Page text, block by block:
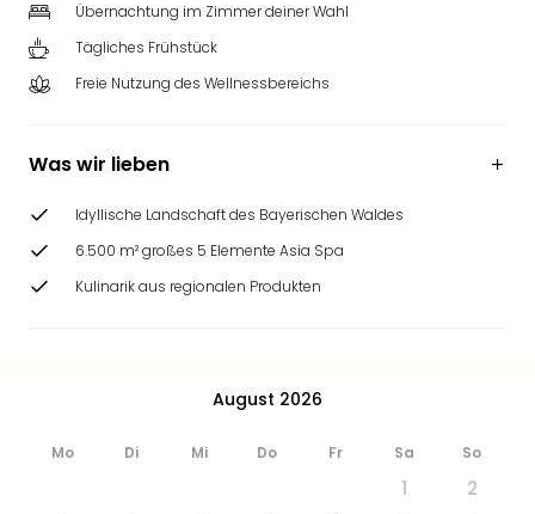
Übernachtung im Zimmer deiner Wahl
Tägliches Frühstück
Freie Nutzung des Wellnessbereichs
Was wir lieben
Idyllische Landschaft des Bayerischen Waldes
6.500 m² großes 5 Elemente Asia Spa
Kulinarik aus regionalen Produkten
August 2026
Mo Di Mi Do Fr Sa So
1
2